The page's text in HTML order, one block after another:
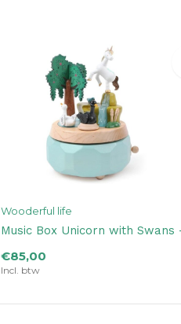
Wooderful life
Music Box Unicorn with Swans
€85,00
Incl. btw